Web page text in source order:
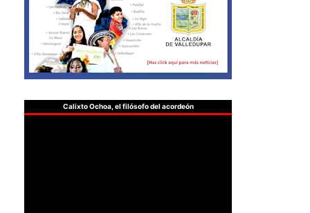
Calixto Ochoa, el filósofo del acordeón